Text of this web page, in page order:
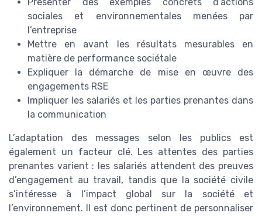
sociales et environnementales menées par
l’entreprise
Mettre en avant les résultats mesurables en
matière de performance sociétale
Expliquer la démarche de mise en œuvre des
engagements RSE
Impliquer les salariés et les parties prenantes dans
la communication
L’adaptation des messages selon les publics est
également un facteur clé. Les attentes des parties
prenantes varient : les salariés attendent des preuves
d’engagement au travail, tandis que la société civile
s’intéresse à l’impact global sur la société et
l’environnement. Il est donc pertinent de personnaliser